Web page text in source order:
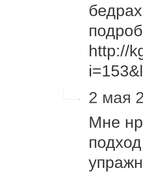
http://
2 мая
Мне